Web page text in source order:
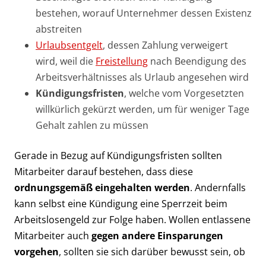
bestehen, worauf Unternehmer dessen Existenz
abstreiten
Urlaubsentgelt, dessen Zahlung verweigert
wird, weil die Freistellung nach Beendigung des
Arbeitsverhältnisses als Urlaub angesehen wird
Kündigungsfristen, welche vom Vorgesetzten
willkürlich gekürzt werden, um für weniger Tage
Gehalt zahlen zu müssen
Gerade in Bezug auf Kündigungsfristen sollten
Mitarbeiter darauf bestehen, dass diese
ordnungsgemäß eingehalten werden. Andernfalls
kann selbst eine Kündigung eine Sperrzeit beim
Arbeitslosengeld zur Folge haben. Wollen entlassene
Mitarbeiter auch gegen andere Einsparungen
vorgehen, sollten sie sich darüber bewusst sein, ob